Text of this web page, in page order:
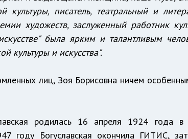
культуры, писатель, театральный и
художеств, заслуженный работник
была ярким и талантливым
культуры и искусства".
лиц, Зоя Борисовна ничем
родилась 16 апреля 1924 года в
году Богуславская окончила ГИТИС,